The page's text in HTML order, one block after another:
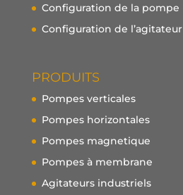
Configuration de la pompe
Configuration de l’agitateur
PRODUITS
Pompes verticales
Pompes horizontales
Pompes magnetique
Pompes à membrane
Agitateurs industriels